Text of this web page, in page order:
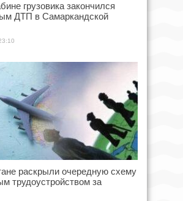
грузовика закончился
ДТП в Самаркандской
раскрыли очередную схему
трудоустройством за